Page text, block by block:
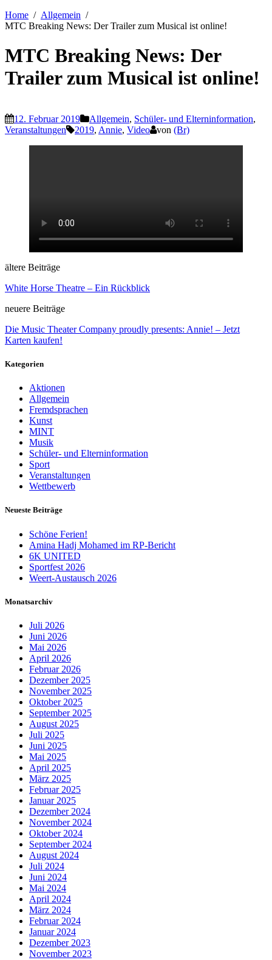
Home
Allgemein
MTC Breaking News: Der Trailer zum Musical ist online!
MTC Breaking News: Der
Trailer zum Musical ist online!
12. Februar 2019 Allgemein, Schüler- und Elterninformation,
Veranstaltungen
2019, Annie, Video von (Br)
ältere Beiträge
White Horse Theatre – Ein Rückblick
neuere Beiträge
Die Music Theater Company proudly presents: Annie! – Jetzt
Karten kaufen!
Kategorien
Aktionen
Allgemein
Fremdsprachen
Kunst
MINT
Musik
Schüler- und Elterninformation
Sport
Veranstaltungen
Wettbewerb
Neueste Beiträge
Schöne Ferien!
Amina Hadj Mohamed im RP-Bericht
6K UNITED
Sportfest 2026
Weert-Austausch 2026
Monatsarchiv
Juli 2026
Juni 2026
Mai 2026
April 2026
Februar 2026
Dezember 2025
November 2025
Oktober 2025
September 2025
August 2025
Juli 2025
Juni 2025
Mai 2025
April 2025
März 2025
Februar 2025
Januar 2025
Dezember 2024
November 2024
Oktober 2024
September 2024
August 2024
Juli 2024
Juni 2024
Mai 2024
April 2024
März 2024
Februar 2024
Januar 2024
Dezember 2023
November 2023